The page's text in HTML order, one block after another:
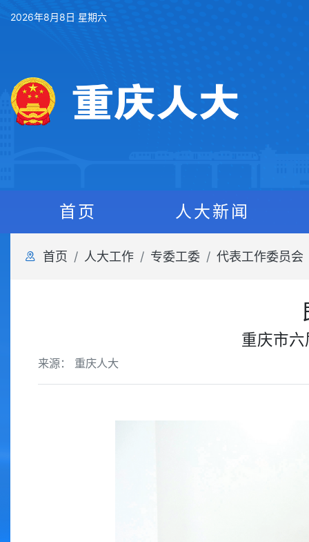
2026年8月8日 星期六
首页 人大新闻
首页 人大工作 专委工委 代表工作委员会
重庆市
来源： 重庆人大